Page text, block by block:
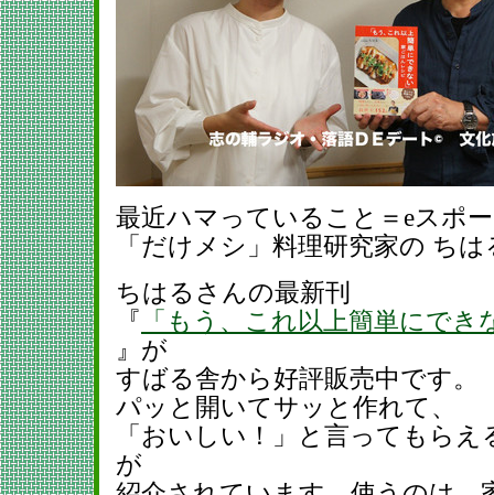
最近ハマっていること＝eスポ
「だけメシ」料理研究家の ち
ちはるさんの最新刊
『 「もう、これ以上簡単にで
』が
すばる舎から好評販売中です。
パッと開いてサッと作れて、
「おいしい！」と言ってもら
が